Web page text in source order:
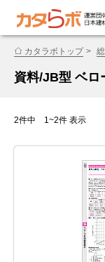
カタラボトップ
資料/JB型 ベロ
2件中 1~2件 表示